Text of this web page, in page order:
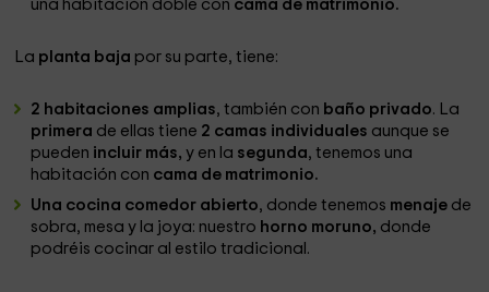
una habitación doble con cama de matrimonio.
La planta baja por su parte, tiene:
2 habitaciones amplias, también con baño privado. La
primera de ellas tiene 2 camas individuales aunque se
pueden incluir más, y en la segunda, tenemos una
habitación con cama de matrimonio.
Una cocina comedor abierto, donde tenemos menaje de
sobra, mesa y la joya: nuestro horno moruno, donde
podréis cocinar al estilo tradicional.